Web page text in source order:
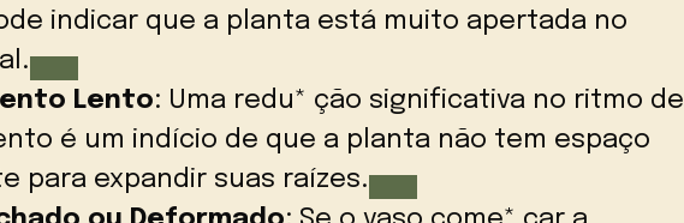
indicar que a planta está muito apertada no
Lento: Uma redu* ção significativa no ritmo de
é um indício de que a planta não tem espaço
para expandir suas raízes.